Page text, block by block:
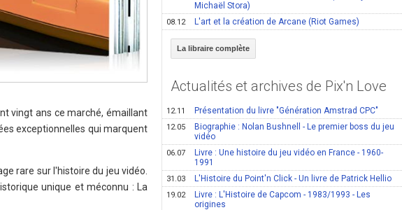
vingt ans ce marché, émaillant
exceptionnelles qui marquent
rare sur l'histoire du jeu vidéo.
unique et méconnu : La
Michaël Stora)
08.12 L'art et la création de Arcane (Riot Games)
La libraire complète
Actualités et archives de Pix'n Love
12.11 Présentation du livre "Génération Amstrad CPC"
12.05
Biographie : Nolan Bushnell - Le premier boss du jeu
vidéo
06.07
Livre : Une histoire du jeu vidéo en France - 1960-
1991
31.03 L'Histoire du Point'n Click - Un livre de Patrick Hellio
19.02
Livre : L'Histoire de Capcom - 1983/1993 - Les
origines